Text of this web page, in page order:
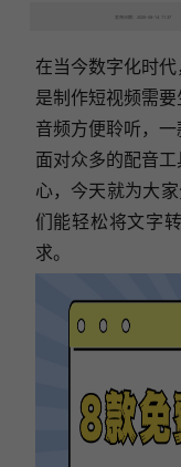
发布日期：2025-08-14 11:37
在当今数字化时
是制作短视频需
音频方便聆听，
面对众多的配音
心，今天就为大
们能轻松将文字
求。